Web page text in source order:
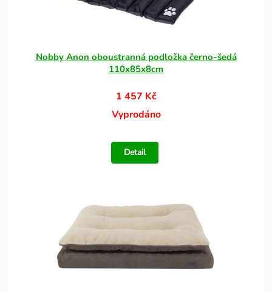
Nobby Anon oboustranná podložka černo-šedá
110x85x8cm
1 457 Kč
Vyprodáno
Detail